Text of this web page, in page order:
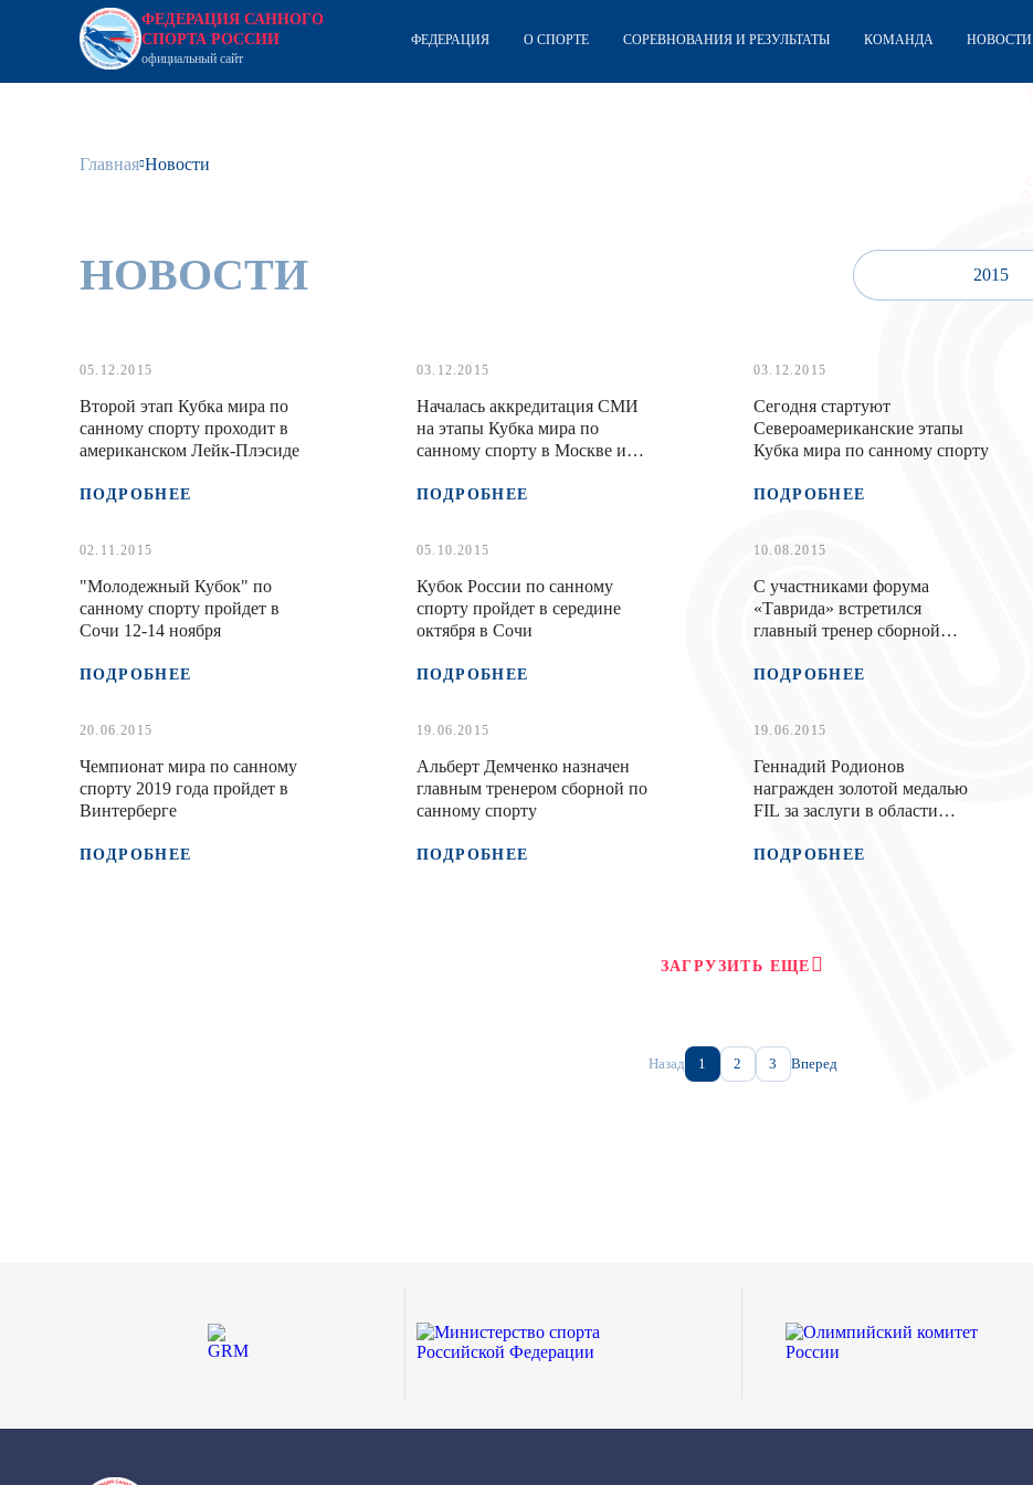
ФЕДЕРАЦИЯ САННОГО
СПОРТА РОССИИ
официальный сайт
ФЕДЕРАЦИЯ О СПОРТЕ СОРЕВНОВАНИЯ И РЕЗУЛЬТАТЫ КОМАНДА НОВОСТИ
Главная Новости
НОВОСТИ 2015
05.12.2015
Второй этап Кубка мира по
санному спорту проходит в
американском Лейк-Плэсиде
ПОДРОБНЕЕ
03.12.2015
Началась аккредитация СМИ
на этапы Кубка мира по
санному спорту в Москве и
ПОДРОБНЕЕ
03.12.2015
Сегодня стартуют
Североамериканские этапы
Кубка мира по санному спорту
ПОДРОБНЕЕ
02.11.2015
"Молодежный Кубок" по
санному спорту пройдет в
Сочи 12-14 ноября
ПОДРОБНЕЕ
05.10.2015
Кубок России по санному
спорту пройдет в середине
октября в Сочи
ПОДРОБНЕЕ
10.08.2015
С участниками форума
«Таврида» встретился
главный тренер сборной
ПОДРОБНЕЕ
20.06.2015
Чемпионат мира по санному
спорту 2019 года пройдет в
Винтерберге
ПОДРОБНЕЕ
19.06.2015
Альберт Демченко назначен
главным тренером сборной по
санному спорту
ПОДРОБНЕЕ
19.06.2015
Геннадий Родионов
награжден золотой медалью
FIL за заслуги в области
ПОДРОБНЕЕ
ЗАГРУЗИТЬ ЕЩЕ
Назад 1 2 3 Вперед